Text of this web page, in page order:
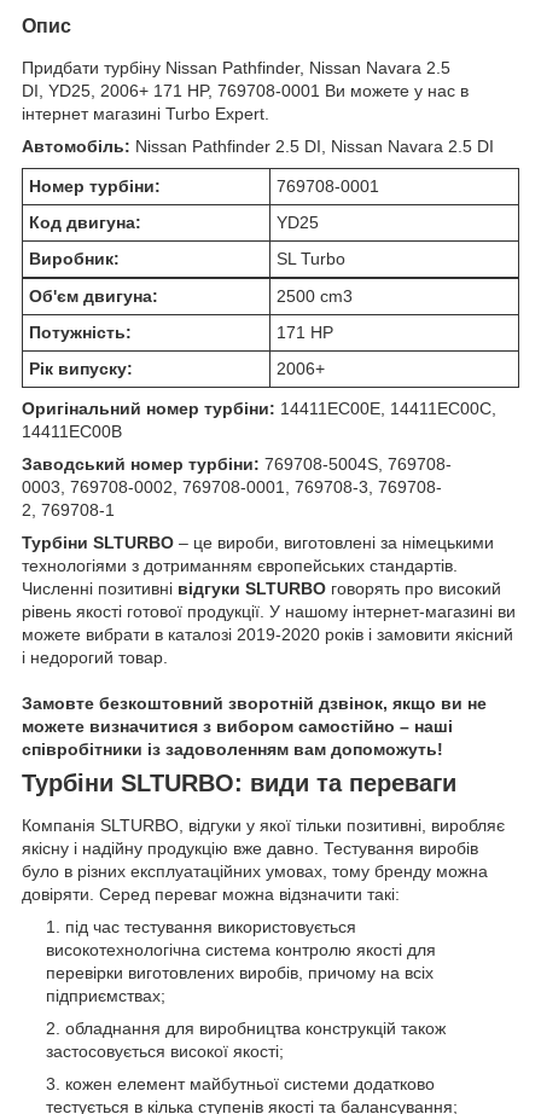
Опис
Придбати турбіну Nissan Pathfinder, Nissan Navara 2.5
DI, YD25, 2006+ 171 HP, 769708-0001 Ви можете у нас в
інтернет магазині Turbo Expert.
Автомобіль: Nissan Pathfinder 2.5 DI, Nissan Navara 2.5 DI
Номер турбіни:
769708-0001
Код двигуна:
YD25
Виробник:
SL Turbo
Об'єм двигуна:
2500 cm3
Потужність:
171 HP
Рік випуску:
2006+
Оригінальний номер турбіни: 14411EC00E, 14411EC00C,
14411EC00B
Заводський номер турбіни: 769708-5004S, 769708-
0003, 769708-0002, 769708-0001, 769708-3, 769708-
2, 769708-1
Турбіни SLTURBO – це вироби, виготовлені за німецькими
технологіями з дотриманням європейських стандартів.
Численні позитивні відгуки SLTURBO говорять про високий
рівень якості готової продукції. У нашому інтернет-магазині ви
можете вибрати в каталозі 2019-2020 років і замовити якісний
і недорогий товар.
Замовте безкоштовний зворотній дзвінок, якщо ви не
можете визначитися з вибором самостійно – наші
співробітники із задоволенням вам допоможуть!
Турбіни SLTURBO: види та переваги
Компанія SLTURBO, відгуки у якої тільки позитивні, виробляє
якісну і надійну продукцію вже давно. Тестування виробів
було в різних експлуатаційних умовах, тому бренду можна
довіряти. Серед переваг можна відзначити такі:
під час тестування використовується
високотехнологічна система контролю якості для
перевірки виготовлених виробів, причому на всіх
підприємствах;
обладнання для виробництва конструкцій також
застосовується високої якості;
кожен елемент майбутньої системи додатково
тестується в кілька ступенів якості та балансування;